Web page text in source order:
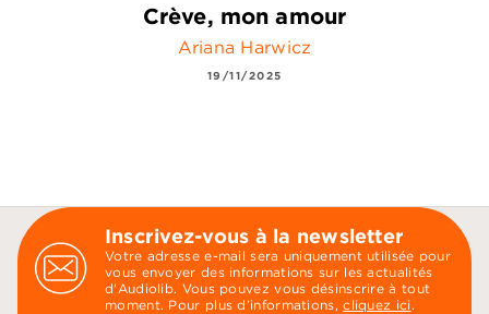
Crève, mon amour
Ariana Harwicz
19/11/2025
Inscrivez-vous à la newsletter
Votre adresse e-mail sera uniquement utilisée pour
vous envoyer des informations sur les actualités
d'Audiolib. Vous pouvez vous désinscrire à tout
moment. Pour plus d’informations,cliquez ici .